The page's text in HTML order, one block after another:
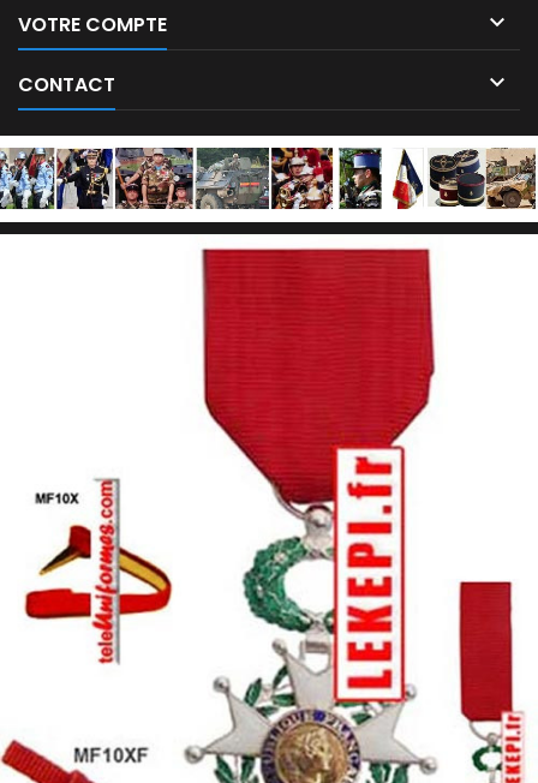
VOTRE COMPTE 
CONTACT 